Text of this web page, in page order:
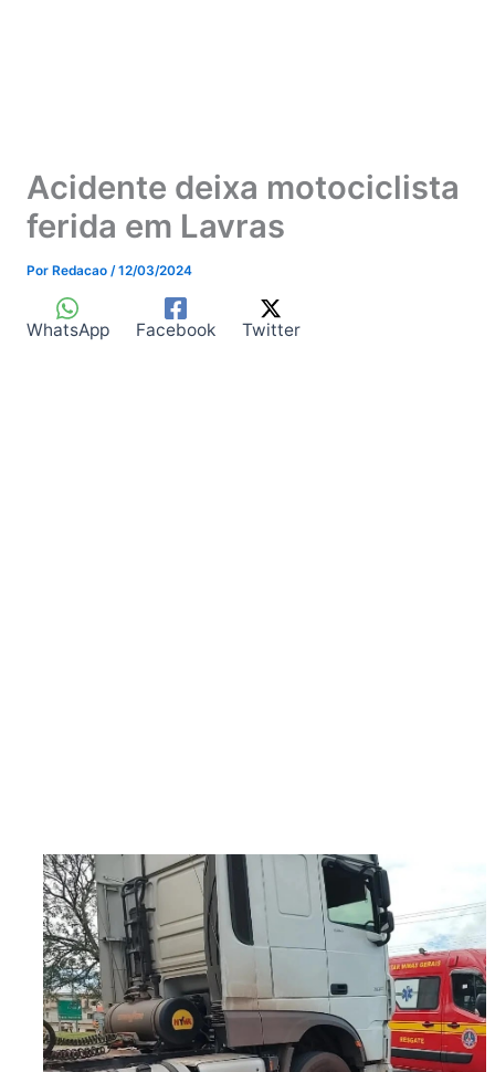
Acidente deixa motociclista
ferida em Lavras
Por Redacao /12/03/2024
WhatsApp Facebook Twitter